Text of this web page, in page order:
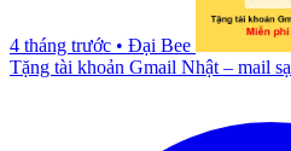
4 tháng trước • Đại Bee
Tặng tài khoản Gmail Nhật – mail